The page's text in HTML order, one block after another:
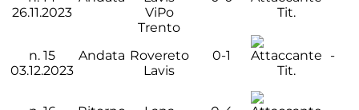
26.11.2023
ViPo
Trento
Tit.
n.15
03.12.2023
Andata Rovereto
Lavis
0-1
Tit.
-